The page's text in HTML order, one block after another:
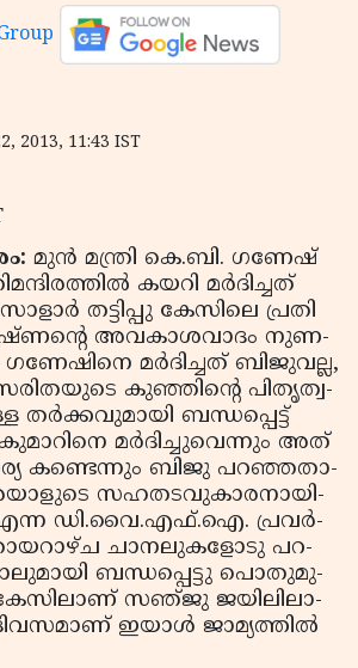
2013, 11:43 IST
മുന്‍ മന്ത്രി കെ.ബി. ഗ­ണേ­ഷ്
കയ­റി മര്‍­ദിച്ച­ത്
ത­ട്ടി­പ്പു കേ­സി­ലെ പ്ര­തി
അ­വ­കാ­ശ­വാ­ദം നു­ണ­
മര്‍­ദിച്ച­ത് ബി­ജു­വല്ല,
കു­ഞ്ഞി­ന്റെ പി­തൃ­ത്വ­
തര്‍­ക്ക­വു­മാ­യി ബ­ന്ധ­പ്പെ­ട്ട്
മര്‍­ദി­ച്ചു­വെന്നും അ­ത്
ക­ണ്ടെ­ന്നും ബി­ജു പ­റ­ഞ്ഞ­താ­
സ­ഹ­ത­ട­വു­കാ­ര­നാ­യി­
ഡി­.വൈ.എ­ഫ്­.ഐ. പ്ര­വര്‍­
ചാ­ന­ലു­ക­ളോ­ടു പ­റ­
ബ­ന്ധ­പ്പെ­ട്ടു പൊ­തു­മു­
കേ­സി­ലാ­ണ് സ­ഞ്­ജു ജ­യി­ലി­ലാ­
ഇ­യാള്‍ ജാ­മ്യ­ത്തില്‍